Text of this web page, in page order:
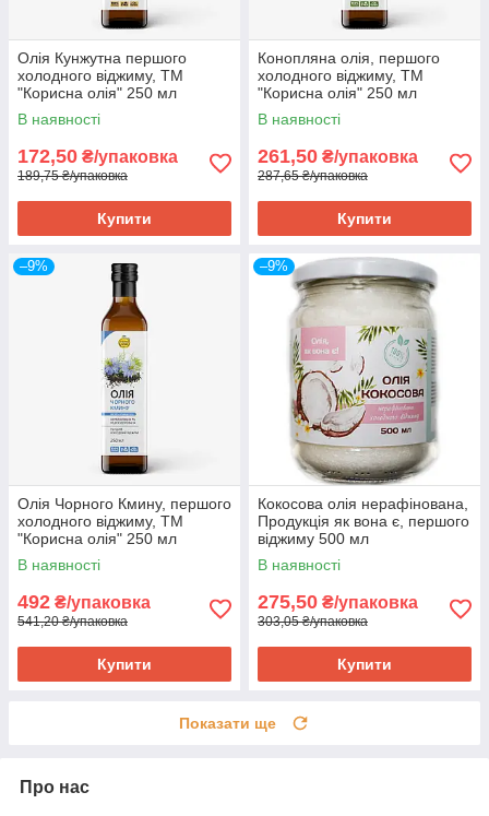
Олія Кунжутна першого
холодного віджиму, ТМ
"Корисна олія" 250 мл
В наявності
172,50 ₴/упаковка
189,75 ₴/упаковка
Купити
Конопляна олія, першого
холодного віджиму, ТМ
"Корисна олія" 250 мл
В наявності
261,50 ₴/упаковка
287,65 ₴/упаковка
Купити
–9%
Олія Чорного Кмину, першого
холодного віджиму, ТМ
"Корисна олія" 250 мл
В наявності
492 ₴/упаковка
541,20 ₴/упаковка
Купити
–9%
Кокосова олія нерафінована,
Продукція як вона є, першого
віджиму 500 мл
В наявності
275,50 ₴/упаковка
303,05 ₴/упаковка
Купити
Показати ще
Про нас